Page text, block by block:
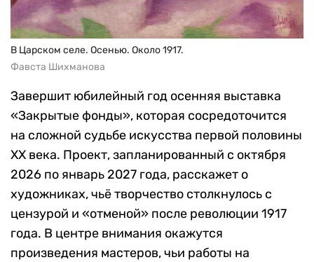
В Царском селе. Осенью. Около 1917.
Фавста Шихманова
Завершит юбилейный год осенняя выставка
«Закрытые фонды», которая сосредоточится
на сложной судьбе искусства первой половины
XX века. Проект, запланированный с октября
2026 по январь 2027 года, расскажет о
художниках, чьё творчество столкнулось с
цензурой и «отменой» после революции 1917
года. В центре внимания окажутся
произведения мастеров, чьи работы на